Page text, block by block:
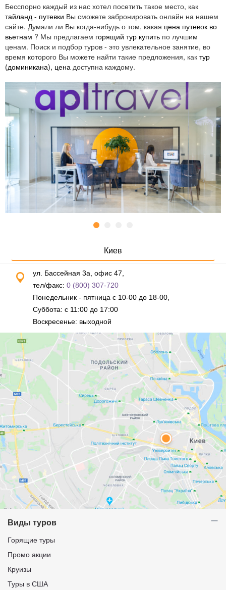
Бесспорно каждый из нас хотел посетить такое место, как
тайланд - путевки Вы сможете забронировать онлайн на нашем
сайте. Думали ли Вы когда-нибудь о том, какая цена путевок во
вьетнам ? Мы предлагаем горящий тур купить по лучшим
ценам. Поиск и подбор туров - это увлекательное занятие, во
время которого Вы можете найти такие предложения, как тур
(доминикана), цена доступна каждому.
Киев
ул. Бассейная 3а, офис 47,
тел/факс: 0 (800) 307-720
Понедельник - пятница с 10-00 до 18-00,
Суббота: с 11:00 до 17:00
Воскресенье: выходной
Виды туров
Горящие туры
Промо акции
Круизы
Туры в США